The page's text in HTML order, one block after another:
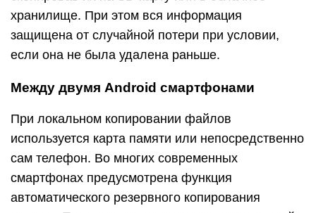
хранилище. При этом вся информация
защищена от случайной потери при условии,
если она не была удалена раньше.
Между двумя Android смартфонами
При локальном копировании файлов
используется карта памяти или непосредственно
сам телефон. Во многих современных
смартфонах предусмотрена функция
автоматического резервного копирования